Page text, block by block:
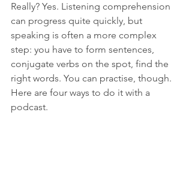
Really? Yes. Listening comprehension
can progress quite quickly, but
speaking is often a more complex
step: you have to form sentences,
conjugate verbs on the spot, find the
right words. You can practise, though.
Here are four ways to do it with a
podcast.